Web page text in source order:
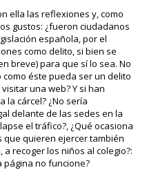
ella las reflexiones y, como
gustos: ¿fueron ciudadanos
española, por el
como delito, si bien se
breve) para que sí lo sea. No
éste pueda ser un delito
una web? Y si han
la cárcel? ¿No sería
delante de las sedes en la
el tráfico?, ¿Qué ocasiona
quieren ejercer también
recoger los niños al colegio?:
página no funcione?